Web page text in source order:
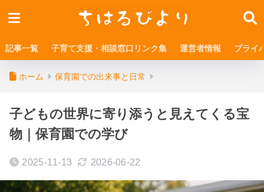
記事一覧 子育て支援・相談窓口リンク集 運営者情報 プライ
ホーム 保育園での出来事と日常
子どもの世界に寄り添うと見えてくる宝
物｜保育園での学び
2025-11-13 2026-06-22